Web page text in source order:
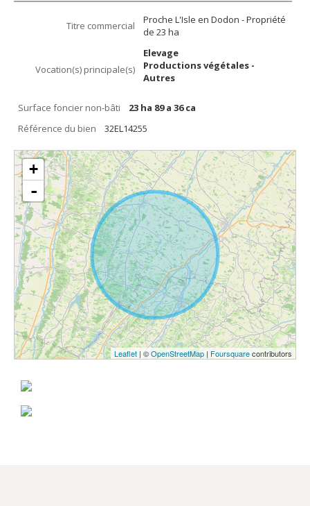
Titre commercial
Proche L'Isle en Dodon - Propriété
de 23 ha
Vocation(s) principale(s)
Elevage
Productions végétales -
Autres
Surface foncier non-bâti
23 ha 89 a 36 ca
Référence du bien
32EL14255
+
-
Leaflet | ©OpenStreetMap | Foursquarecontributors